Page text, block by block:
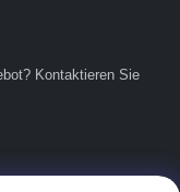
Kontaktieren Sie